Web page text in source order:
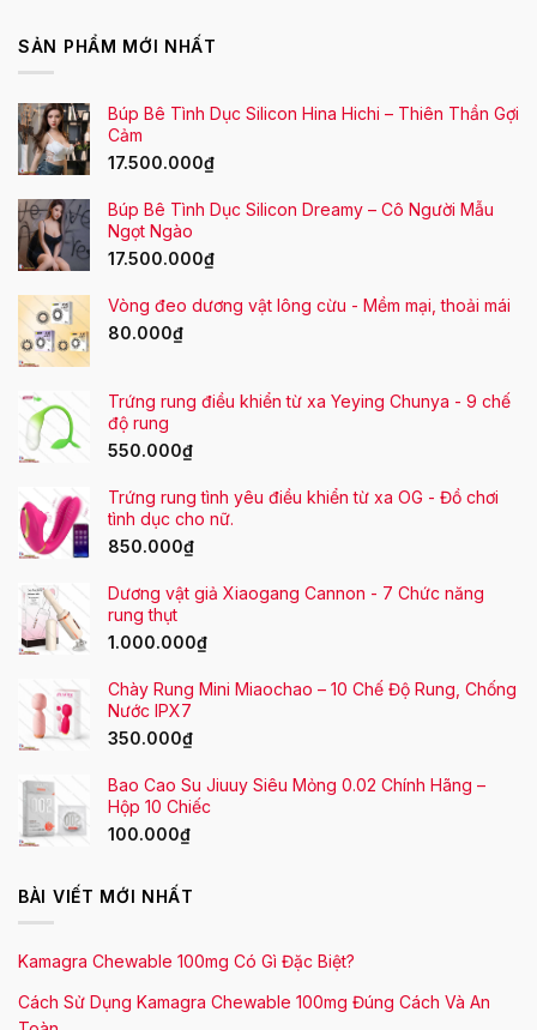
SẢN PHẨM MỚI NHẤT
Búp Bê Tình Dục Silicon Hina Hichi – Thiên Thần Gợi
Cảm
17.500.000₫
Búp Bê Tình Dục Silicon Dreamy – Cô Người Mẫu
Ngọt Ngào
17.500.000₫
Vòng đeo dương vật lông cừu - Mềm mại, thoải mái
80.000₫
Trứng rung điều khiển từ xa Yeying Chunya - 9 chế
độ rung
550.000₫
Trứng rung tình yêu điều khiển từ xa OG - Đồ chơi
tình dục cho nữ.
850.000₫
Dương vật giả Xiaogang Cannon - 7 Chức năng
rung thụt
1.000.000₫
Chày Rung Mini Miaochao – 10 Chế Độ Rung, Chống
Nước IPX7
350.000₫
Bao Cao Su Jiuuy Siêu Mỏng 0.02 Chính Hãng –
Hộp 10 Chiếc
100.000₫
BÀI VIẾT MỚI NHẤT
Kamagra Chewable 100mg Có Gì Đặc Biệt?
Cách Sử Dụng Kamagra Chewable 100mg Đúng Cách Và An